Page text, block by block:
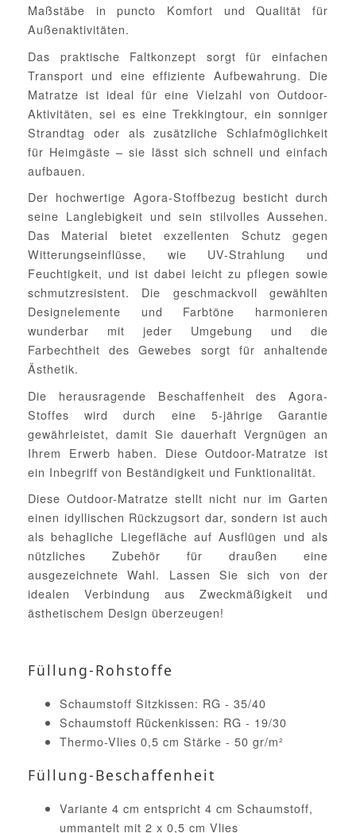
Maßstäbe in puncto Komfort und Qualität für
Außenaktivitäten.
Das praktische Faltkonzept sorgt für einfachen
Transport und eine effiziente Aufbewahrung. Die
Matratze ist ideal für eine Vielzahl von Outdoor-
Aktivitäten, sei es eine Trekkingtour, ein sonniger
Strandtag oder als zusätzliche Schlafmöglichkeit
für Heimgäste – sie lässt sich schnell und einfach
aufbauen.
Der hochwertige Agora-Stoffbezug besticht durch
seine Langlebigkeit und sein stilvolles Aussehen.
Das Material bietet exzellenten Schutz gegen
Witterungseinflüsse, wie UV-Strahlung und
Feuchtigkeit, und ist dabei leicht zu pflegen sowie
schmutzresistent. Die geschmackvoll gewählten
Designelemente und Farbtöne harmonieren
wunderbar mit jeder Umgebung und die
Farbechtheit des Gewebes sorgt für anhaltende
Ästhetik.
Die herausragende Beschaffenheit des Agora-
Stoffes wird durch eine 5-jährige Garantie
gewährleistet, damit Sie dauerhaft Vergnügen an
Ihrem Erwerb haben. Diese Outdoor-Matratze ist
ein Inbegriff von Beständigkeit und Funktionalität.
Diese Outdoor-Matratze stellt nicht nur im Garten
einen idyllischen Rückzugsort dar, sondern ist auch
als behagliche Liegefläche auf Ausflügen und als
nützliches Zubehör für draußen eine
ausgezeichnete Wahl. Lassen Sie sich von der
idealen Verbindung aus Zweckmäßigkeit und
ästhetischem Design überzeugen!
Füllung-Rohstoffe
Schaumstoff Sitzkissen: RG - 35/40
Schaumstoff Rückenkissen: RG - 19/30
Thermo-Vlies 0,5 cm Stärke - 50 gr/m²
Füllung-Beschaffenheit
Variante 4 cm entspricht 4 cm Schaumstoff,
ummantelt mit 2 x 0,5 cm Vlies